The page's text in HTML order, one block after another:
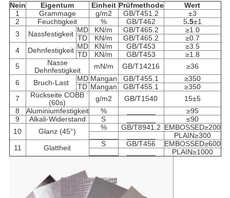
Nein Eigentum Einheit Prüfmethode
Wert
1
Grammage g/m2 GB/T451.2
±3
2
Feuchtigkeit % GB/T462 5.5±1
3
Nassfestigkeit MD KN/m GB/T465.2
≥1.0
TD
KN/m GB/T465.2
≥0.7
4
Dehnfestigkeit MD KN/m GB/T453
≥3.5
TD
KN/m GB/T453
≥1.8
5
Nasse
Dehnfestigkeit
mN/m GB/T14216
≥36
6
Bruch-Last MD Mangan GB/T455.1
≥350
TD Mangan GB/T455.1
≥350
7
Rückseite COBB
(60s)
g/m2 GB/T1540
15±5
8
Aluminiumfestigkeit %
≥95
9
Alkali-Widerstand S
≤90
10
Glanz (45°) % GB/T8941.2 EMBOSSED≥200
PLAIN≥300
11
Glattheit S GB/T456
EMBOSSED≥600
PLAIN≥1000